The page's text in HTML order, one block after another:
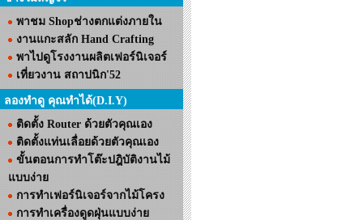
พาชม Shopช่างตกแต่งภายใน
งานแกะสลัก Hand Crafting
พาไปดูโรงงานผลิตเฟอร์นิเจอร์
เที่ยวงาน สถาปนิก'52
ลองทำดู คุณทำได้(D.I.Y)
ติดตั้ง Router ด้วยตัวคุณเอง
ติดตั้งแท่นเลื่อยด้วยตัวคุณเอง
ขั้นตอนการทำโต๊ะปฎิบัติงานไม้
แบบง่าย
การทำเฟอร์นิเจอร์จากไม้โครง
การทำเครื่องดูดฝุ่นแบบง่าย